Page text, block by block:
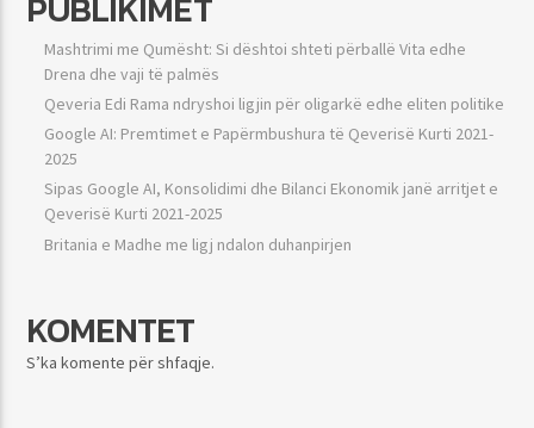
Mashtrimi me Qumësht: Si dështoi shteti përballë Vita edhe
Drena dhe vaji të palmës
Qeveria Edi Rama ndryshoi ligjin për oligarkë edhe eliten politike
Google AI: Premtimet e Papërmbushura të Qeverisë Kurti 2021-
2025
Sipas Google AI, Konsolidimi dhe Bilanci Ekonomik janë arritjet e
Qeverisë Kurti 2021-2025
Britania e Madhe me ligj ndalon duhanpirjen
KOMENTET
S’ka komente për shfaqje.